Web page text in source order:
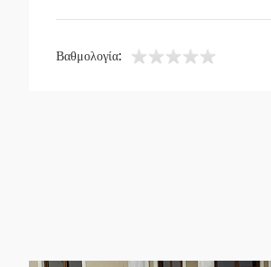
Βαθμολογία: